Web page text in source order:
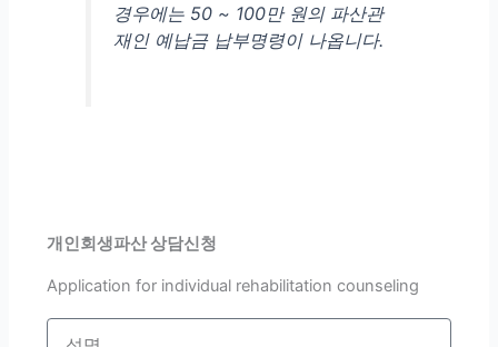
경우에는 50 ~ 100만 원의 파산관
재인 예납금 납부명령이 나옵니다.
개인회생파산 상담신청
Application for individual rehabilitation counseling